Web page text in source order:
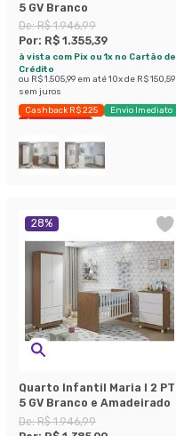
5 GV Branco
De:R$ 1.946,99
Por: R$ 1.355,39
à vista com Pix ou 1x no Cartão de
Crédito
ou R$ 1.505,99 em até10x de R$ 150,59
sem juros
Cashback R$ 225
Envio Imediato
Últimas peças
28%
Quarto Infantil Maria I 2 PT
5 GV Branco e Amadeirado
De:R$ 1.946,99